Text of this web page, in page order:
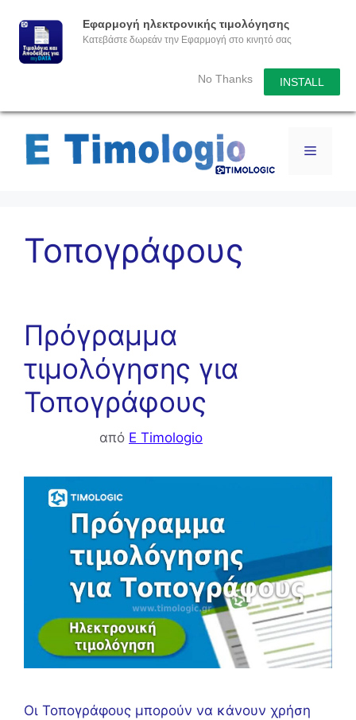
Εφαρμογή ηλεκτρονικής τιμολόγησης
Κατεβάστε δωρεάν την Εφαρμογή στο κινητό σας
No Thanks INSTALL
Τοπογράφους
Πρόγραμμα
τιμολόγησης για
Τοπογράφους
από E Timologio
Οι Τοπογράφους μπορούν να κάνουν χρήση